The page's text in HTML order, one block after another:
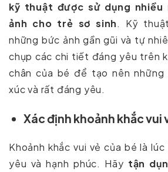
kỹ thuật được sử dụng
ảnh cho trẻ sơ sinh. Kỹ
những bức ảnh gần gũi và tự
chụp các chi tiết đáng yêu trên
chân của bé để tạo nên những
xúc và rất đáng yêu.
Xác định khoảnh khắc vui
Khoảnh khắc vui vẻ của bé là
yêu và hạnh phúc. Hãy tận